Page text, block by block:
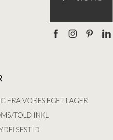
FRA VORES EGET LAGER
TOLD INKL